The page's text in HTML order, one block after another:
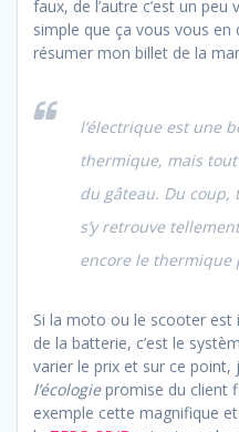
faux, de l’autre c’est un peu
simple que ça vous vous en
résumer mon billet de la
l’électrique est une
thermique, mais
du gâteau. Du
s’y retrouve
encore le thermique
Si la moto ou le scooter est
de la batterie, c’est le
varier le prix et sur ce point,
l’écologiepromise du client
exemple cette magnifique